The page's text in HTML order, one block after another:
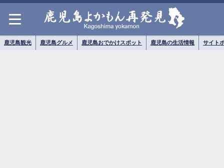
鹿児島観光 鹿児島グルメ 鹿児島おでかけスポット 鹿児島の生活情報 サイト